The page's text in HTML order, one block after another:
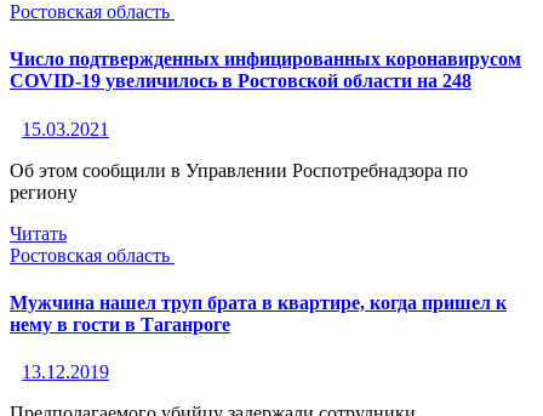
Ростовская область
Число подтвержденных инфицированных коронавирусом
COVID-19 увеличилось в Ростовской области на 248
15.03.2021
Об этом сообщили в Управлении Роспотребнадзора по
региону
Читать
Ростовская область
Мужчина нашел труп брата в квартире, когда пришел к
нему в гости в Таганроге
13.12.2019